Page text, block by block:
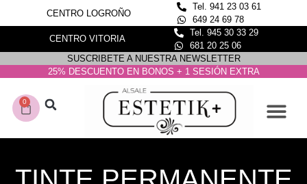
CENTRO LOGROÑO
Tel. 941 23 03 61
649 24 69 78
CENTRO VITORIA
Tel. 945 30 33 29
681 20 25 06
SUSCRIBETE A NUESTRA NEWSLETTER
25% DESCUENTO EN BONOS + 1 SESIÓN EXTRA
0